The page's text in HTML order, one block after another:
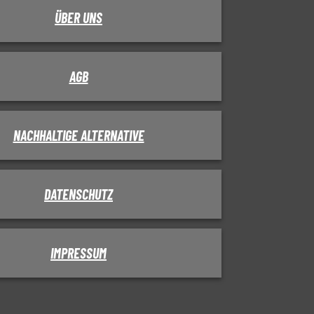
ÜBER UNS
AGB
NACHHALTIGE ALTERNATIVE
DATENSCHUTZ
IMPRESSUM